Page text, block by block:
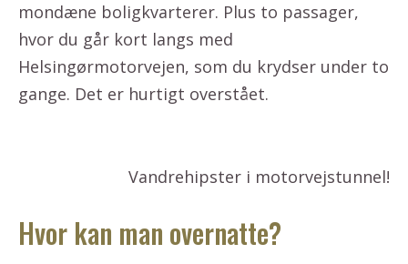
mondæne boligkvarterer. Plus to passager,
hvor du går kort langs med
Helsingørmotorvejen, som du krydser under to
gange. Det er hurtigt overstået.
Vandrehipster i motorvejstunnel!
Hvor kan man overnatte?